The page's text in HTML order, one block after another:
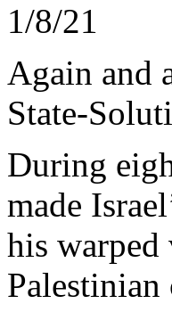
1/8/21
Again and
State-
During
made
his warped
Palestinian